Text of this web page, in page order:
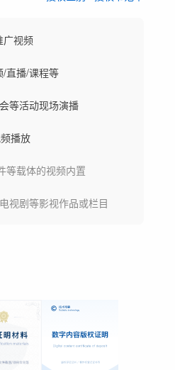
广视频
/直播/课程等
等活动现场演播
播放
等载体的视频内置
视剧等影视作品或栏目